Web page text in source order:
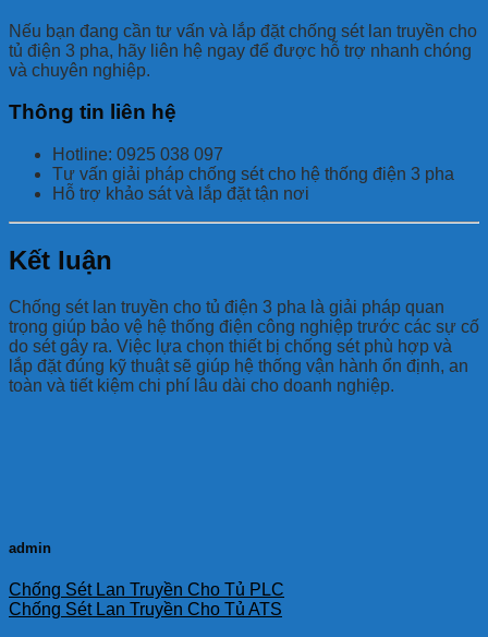
Nếu bạn đang cần tư vấn và lắp đặt chống sét lan truyền cho
tủ điện 3 pha, hãy liên hệ ngay để được hỗ trợ nhanh chóng
và chuyên nghiệp.
Thông tin liên hệ
Hotline: 0925 038 097
Tư vấn giải pháp chống sét cho hệ thống điện 3 pha
Hỗ trợ khảo sát và lắp đặt tận nơi
Kết luận
Chống sét lan truyền cho tủ điện 3 pha là giải pháp quan
trọng giúp bảo vệ hệ thống điện công nghiệp trước các sự cố
do sét gây ra. Việc lựa chọn thiết bị chống sét phù hợp và
lắp đặt đúng kỹ thuật sẽ giúp hệ thống vận hành ổn định, an
toàn và tiết kiệm chi phí lâu dài cho doanh nghiệp.
admin
Chống Sét Lan Truyền Cho Tủ PLC
Chống Sét Lan Truyền Cho Tủ ATS